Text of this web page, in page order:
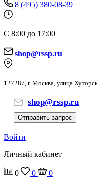
8 (495) 380-08-39
С 8:00 до 17:00
shop@rssp.ru
127287, г. Москва, улица
shop@rssp.ru
Отправить запрос
Войти
Личный кабинет
0 0
0